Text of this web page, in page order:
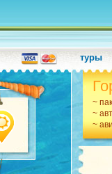
туры
~
~
~